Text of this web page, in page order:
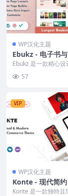
WP汉化主题
Ebukz - 电子书
店 WordPress
Ebukz 是一款精心设
商、市...
57
VIP
WP汉化主题
Konte - 现代简
merce
Konte 是一款独特且